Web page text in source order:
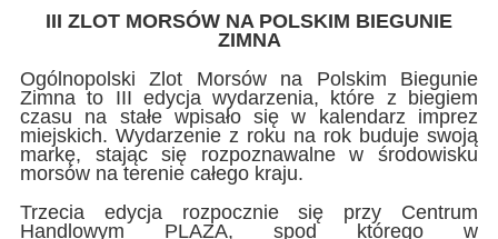
III ZLOT MORSÓW NA POLSKIM BIEGUNIE
ZIMNA
Ogólnopolski Zlot Morsów na Polskim Biegunie
Zimna to III edycja wydarzenia, które z biegiem
czasu na stałe wpisało się w kalendarz imprez
miejskich. Wydarzenie z roku na rok buduje swoją
markę, stając się rozpoznawalne w środowisku
morsów na terenie całego kraju.
Trzecia edycja rozpocznie się przy Centrum
Handlowym PLAZA, spod którego w